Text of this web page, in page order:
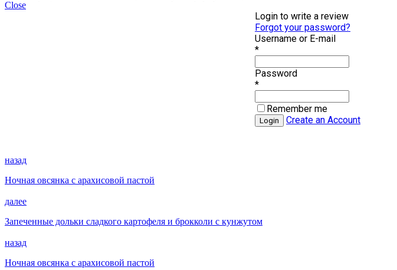
Close
Login to write a review
Forgot your password?
Username or E-mail
*
Password
*
Remember me
Create an Account
назад
Ночная овсянка с арахисовой пастой
далее
Запеченные дольки сладкого картофеля и брокколи с кунжутом
назад
Ночная овсянка с арахисовой пастой